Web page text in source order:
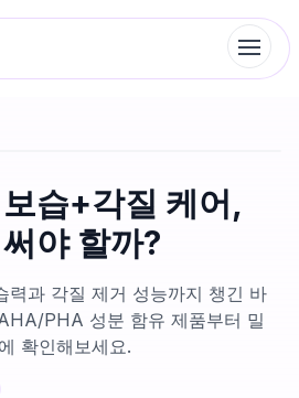
습+각질 케어,
야 할까?
력과 각질 제거 성능까지 챙긴 바
PHA 성분 함유 제품부터 밀
확인해보세요.